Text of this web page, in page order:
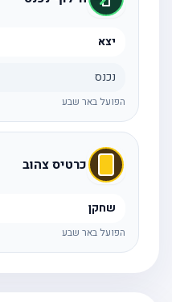
יצא
נכנס
הפועל באר שבע
כרטיס צהוב
שחקן
הפועל באר שבע